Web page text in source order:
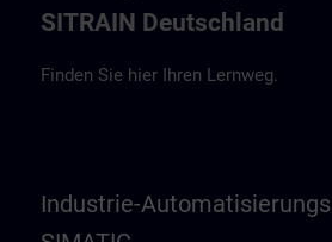
SITRAIN Deutschland
Finden Sie hier Ihren Lernweg.
Industrie-